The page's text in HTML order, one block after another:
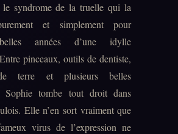
le syndrome de la truelle qui la
et simplement pour
années d’une idylle
pinceaux, outils de dentiste,
terre et plusieurs belles
Sophie tombe tout droit dans
Elle n’en sort vraiment que
virus de l’expression ne